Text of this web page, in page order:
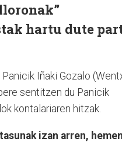
hartu dute
Iñaki Gozalo
sentitzen du Panicik
kontalariaren hitzak.
izan arren,